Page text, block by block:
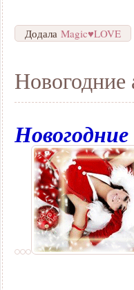
Додала Magic♥LOVE
Новогодние